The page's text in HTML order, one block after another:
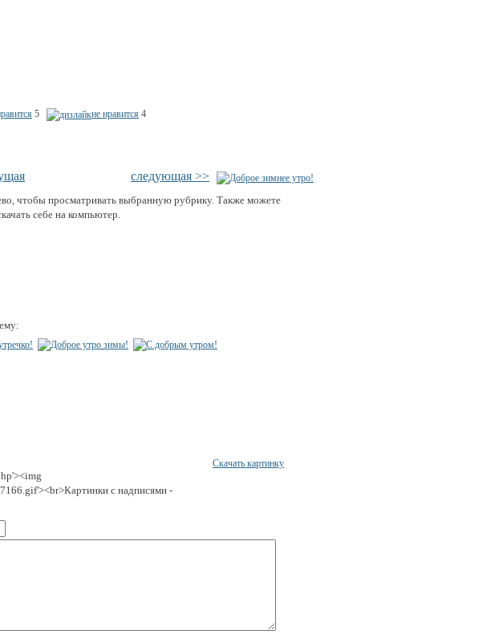
5 не нравится 4
следующая >>
чтобы просматривать выбранную рубрику. Также можете
себе на компьютер.
с надписями -
Скачать картинку